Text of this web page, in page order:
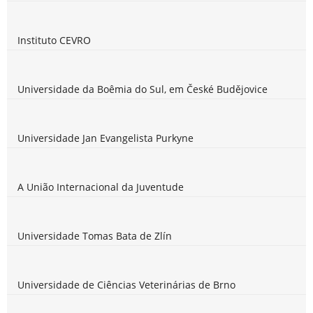
Instituto CEVRO
Universidade da Boêmia do Sul, em České Budějovice
Universidade Jan Evangelista Purkyne
A União Internacional da Juventude
Universidade Tomas Bata de Zlín
Universidade de Ciências Veterinárias de Brno